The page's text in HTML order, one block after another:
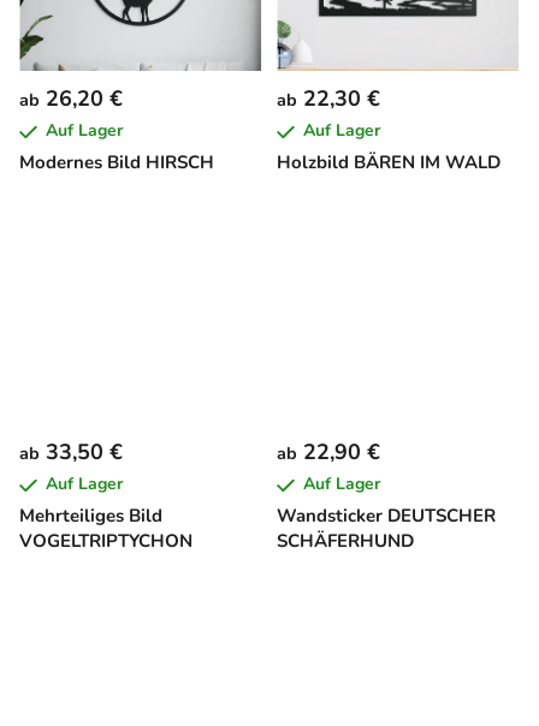
Modernes Bild HIRSCH
ab 26,20 €
Auf Lager
Holzbild BÄREN IM WALD
ab 22,30 €
Auf Lager
Mehrteiliges Bild
VOGELTRIPTYCHON
ab 33,50 €
Auf Lager
Wandsticker DEUTSCHER
SCHÄFERHUND
ab 22,90 €
Auf Lager